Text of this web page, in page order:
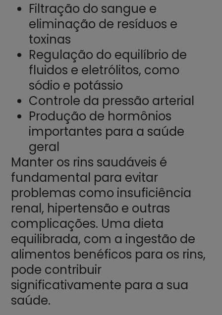
Filtração do sangue e
eliminação de resíduos e
toxinas
Regulação do equilíbrio de
fluidos e eletrólitos, como
sódio e potássio
Controle da pressão arterial
Produção de hormônios
importantes para a saúde
geral
Manter os rins saudáveis é
fundamental para evitar
problemas como insuficiência
renal, hipertensão e outras
complicações. Uma dieta
equilibrada, com a ingestão de
alimentos benéficos para os rins,
pode contribuir
significativamente para a sua
saúde.